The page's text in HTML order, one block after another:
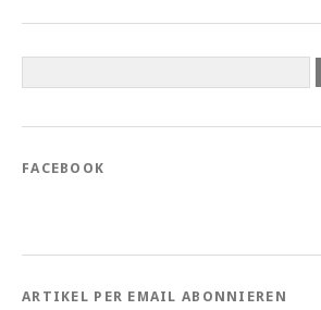
FACEBOOK
ARTIKEL PER EMAIL ABONNIEREN